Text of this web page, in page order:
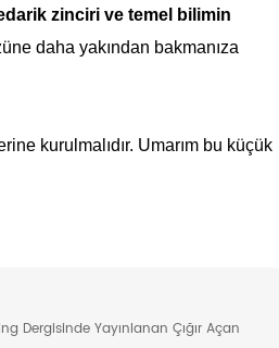
zinciri ve temel bilimin
daha yakından bakmanıza
kurulmalıdır. Umarım bu küçük
Dergisinde Yayınlanan Çığır Açan